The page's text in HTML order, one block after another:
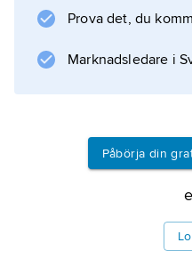
Prova det, du
Marknadsledare i
Påbörja din